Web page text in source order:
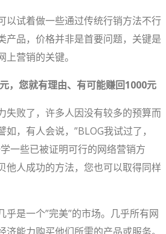
以试着做一些通过传统行销方法不行
产品，价格并非是首要问题，关键是
营销的关键。
，您就有理由、有可能赚回1000元
失败了，许多人因没有较多的预算而
，有人会说，”BLOG我试过了，
一些已被证明可行的网络营销方
他人成功的方法，您也可以取得同样
乎是一个”完美”的市场。几乎所有网